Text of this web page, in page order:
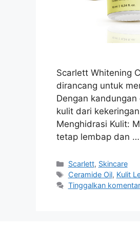
Scarlett Whitening
dirancang untuk
Dengan
kulit dari
Menghidrasi Kulit:
tetap lembap dan …
Kategori
Scarlett, Skincare
Tag
Ceramide Oil, Kulit
Tinggalkan komentar